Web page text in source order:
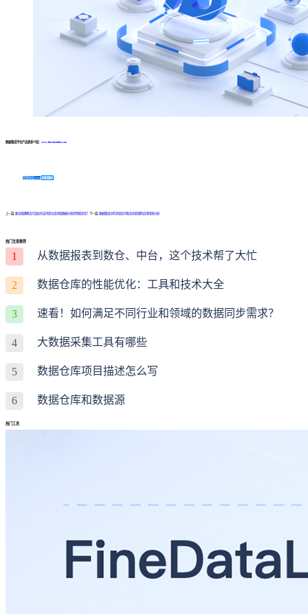
数据集成平台产品更多介绍： www.finedatalink.com
免费体验Demo 咨询方案
上一篇: 数仓搭建解决方案如何支持复杂查询和数据分析的性能优化？ 下一篇: 数据集成中的消息队列和流式处理的应用场景分析
热门文章推荐
1 从数据报表到数仓、中台，这个技术帮了大忙
2 数据仓库的性能优化：工具和技术大全
3 速看！如何满足不同行业和领域的数据同步需求？
4 大数据采集工具有哪些
5 数据仓库项目描述怎么写
6 数据仓库和数据源
热门工具